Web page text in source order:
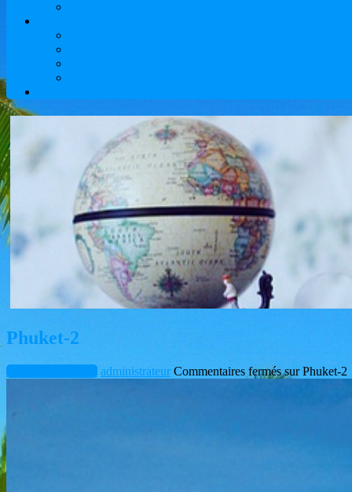
Phuket-2
septembre 2, 2015 administrateur Commentaires ferméssurPhuket-2